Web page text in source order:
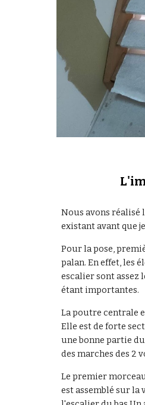
Nous avons réalisé
existant avant que
Pour la pose,
palan. En effet, les
escalier sont assez
étant importantes.
La poutre centrale
Elle est de forte
une bonne partie
des marches des 2
Le premier
est assemblé sur